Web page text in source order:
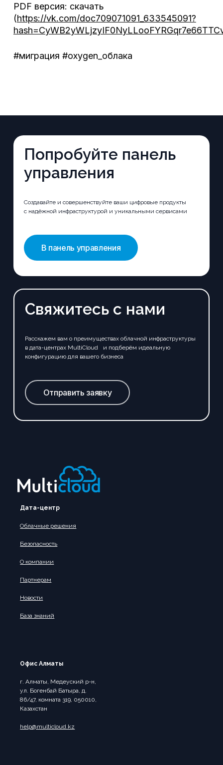
PDF версия: скачать
(https://vk.com/doc709071091_633545091?
#миграция #oxygen_облака
Попробуйте панель
управления
Создавайте и совершенствуйте ваши цифровые продукты
с надёжной инфраструктурой и уникальными сервисами
В панель управления
Свяжитесь с нами
Расскажем вам о преимуществах облачной инфраструктуры
в дата-центрах MultiCloud и подберём идеальную
конфигурацию для вашего бизнеса
Отправить заявку
Дата-центр
Облачные решения
Безопасность
О компании
Партнерам
Новости
База знаний
Офис Алматы
г. Алматы, Медеуский р-н,
ул. Богенбай Батыра, д.
86/47, комната 319, 050010,
Казахстан
help@multicloud.kz